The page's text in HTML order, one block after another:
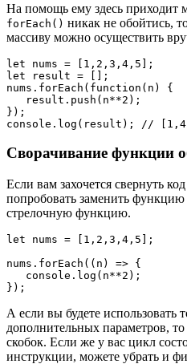
На помощь ему здесь приходит
forEach() никак не обойтись,
массиву можно осуществить
let nums = [1,2,3,4,5];
let result = [];
nums.forEach(function(n) {
});
console.log(result); //
Сворачивание функции
Если вам захочется свернуть
попробовать заменить функцию
стрелочную функцию.
let nums = [1,2,3,4,5];
nums.forEach((n) => {
});
А если вы будете использовать
дополнительных параметров,
скобок. Если же у вас цикл
инструкции, можете убрать и